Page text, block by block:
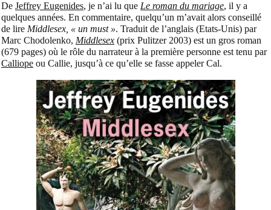
De Jeffrey Eugenides, je n’ai lu que Le roman du mariage, il y a
quelques années. En commentaire, quelqu’un m’avait alors conseillé
de lire Middlesex, « un must ». Traduit de l’anglais (Etats-Unis) par
Marc Chodolenko, Middlesex (prix Pulitzer 2003) est un gros roman
(679 pages) où le rôle du narrateur à la première personne est tenu par
Calliope ou Callie, jusqu’à ce qu’elle se fasse appeler Cal.